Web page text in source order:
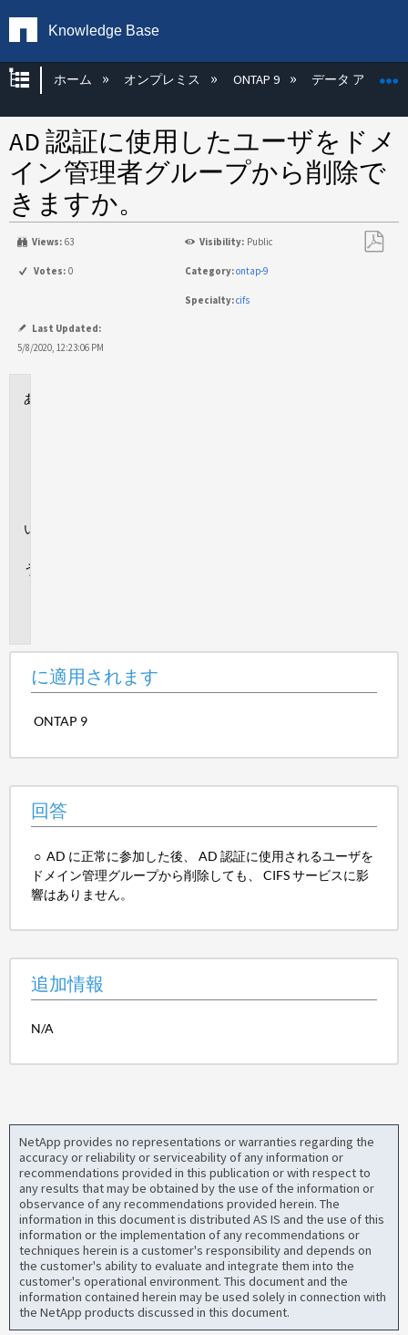
Knowledge Base
グローバル階層を展開/折りたたむ
ホーム オンプレミス ONTAP 9 データ アクセス
AD 認証に使用したユーザをドメ
イン管理者グループから削除で
きますか。
Views: 63 Visibility: Public
Votes: 0 Category:ontap-9
Specialty:cifs
Last Updated:
5/8/2020, 12:23:06 PM
に適用されます
ONTAP 9
回答
○ AD に正常に参加した後、 AD 認証に使用されるユーザを
ドメイン管理グループから削除しても、 CIFS サービスに影
響はありません。
追加情報
N/A
NetApp provides no representations or warranties regarding the
accuracy or reliability or serviceability of any information or
recommendations provided in this publication or with respect to
any results that may be obtained by the use of the information or
observance of any recommendations provided herein. The
information in this document is distributed AS IS and the use of this
information or the implementation of any recommendations or
techniques herein is a customer's responsibility and depends on
the customer's ability to evaluate and integrate them into the
customer's operational environment. This document and the
information contained herein may be used solely in connection with
the NetApp products discussed in this document.